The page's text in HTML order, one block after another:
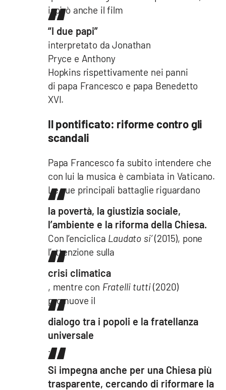
ispirò anche il film
“I due papi”
interpretato da Jonathan
Pryce e Anthony
Hopkins rispettivamente nei panni
di papa Francesco e papa Benedetto
XVI.
Il pontificato: riforme contro gli
scandali
Papa Francesco fa subito intendere che
con lui la musica è cambiata in Vaticano.
Le sue principali battaglie riguardano
la povertà, la giustizia sociale,
l’ambiente e la riforma della Chiesa.
Con l’enciclica Laudato si’(2015), pone
l’attenzione sulla
crisi climatica
, mentre con Fratelli tutti(2020)
promuove il
dialogo tra i popoli e la fratellanza
universale
.
Si impegna anche per una Chiesa più
trasparente, cercando di riformare la